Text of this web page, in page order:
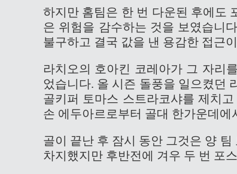
하지만 홈팀은 한 번 다운된 후에도
은 위험을 감수하는 것을 보였습니
불구하고 결국 값을 낸 용감한 접근
라치오의 호아킨 코레아가 그 자리
었습니다. 올 시즌 돌풍을 일으켰던
골키퍼 토마스 스트라코샤를 제치
손 에두아르로부터 골대 한가운데에
골이 끝난 후 잠시 동안 그것은 양
차지했지만 후반전에 겨우 두 번 포